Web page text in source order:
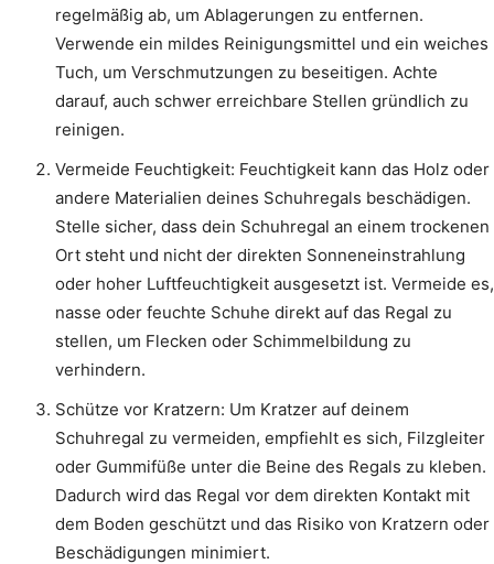
regelmäßig ab, um Ablagerungen zu entfernen.
Verwende ein mildes Reinigungsmittel und ein weiches
Tuch, um Verschmutzungen zu beseitigen. Achte
darauf, auch schwer erreichbare Stellen gründlich zu
reinigen.
Vermeide Feuchtigkeit: Feuchtigkeit kann das Holz oder
andere Materialien deines Schuhregals beschädigen.
Stelle sicher, dass dein Schuhregal an einem trockenen
Ort steht und nicht der direkten Sonneneinstrahlung
oder hoher Luftfeuchtigkeit ausgesetzt ist. Vermeide es,
nasse oder feuchte Schuhe direkt auf das Regal zu
stellen, um Flecken oder Schimmelbildung zu
verhindern.
Schütze vor Kratzern: Um Kratzer auf deinem
Schuhregal zu vermeiden, empfiehlt es sich, Filzgleiter
oder Gummifüße unter die Beine des Regals zu kleben.
Dadurch wird das Regal vor dem direkten Kontakt mit
dem Boden geschützt und das Risiko von Kratzern oder
Beschädigungen minimiert.